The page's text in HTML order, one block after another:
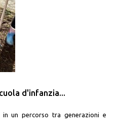
d'infanzia...
in un percorso tra generazioni e